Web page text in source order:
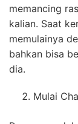
memancing
kalian. Saat
memulainya
bahkan bisa
dia.
Mulai